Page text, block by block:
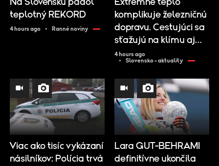
teplotný REKORD
4 hours ago Ranné noviny
komplikuje železničnú
dopravu. Cestujúci sa
sťažujú na klímu aj
meškania
4 hours ago
Slovensko - aktuality
Viac ako tisíc vykázaní
násilníkov: Polícia trvá
Lara GUT-BEHRAMI
definitívne ukončila